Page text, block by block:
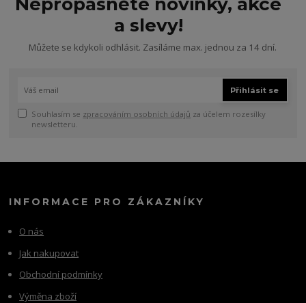
a slevy!
Můžete se kdykoli odhlásit. Zasíláme max. jednou za 14 dní.
Přihlásit se
Souhlasím se zpracováním osobních údajů za účelem rozesílky
newsletteru.
INFORMACE PRO ZÁKAZNÍKY
O nás
Jak nakupovat
Obchodní podmínky
Výměna zboží